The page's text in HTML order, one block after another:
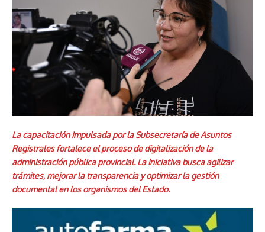
La capacitación impulsada por la Subsecretaría de Asuntos
Registrales fortalece el proceso de digitalización de la
administración pública provincial. La iniciativa busca agilizar
trámites, mejorar la transparencia y optimizar la gestión
documental en los organismos del Estado.